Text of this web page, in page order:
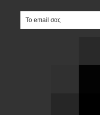
e-mail